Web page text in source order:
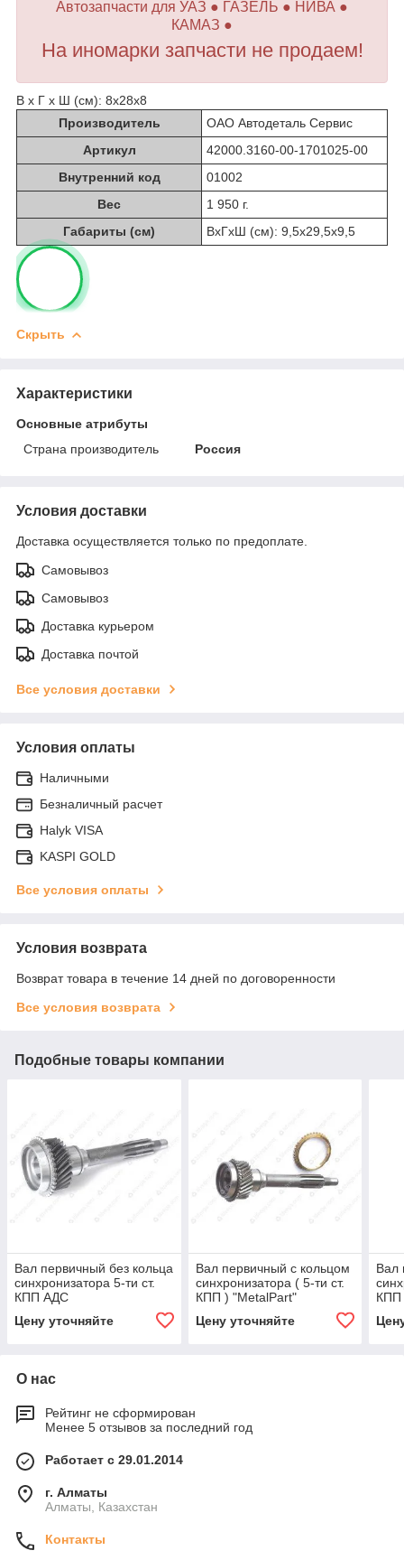
Автозапчасти для УАЗ ● ГАЗЕЛЬ ● НИВА ●
КАМАЗ ●
На иномарки запчасти не продаем!
В х Г х Ш (см): 8х28х8
Производитель
ОАО Автодеталь Сервис
Артикул
42000.3160-00-1701025-00
Внутренний код
01002
Вес
1 950 г.
Габариты (см)
ВхГхШ (см): 9,5х29,5х9,5
Скрыть
Характеристики
Основные атрибуты
Страна производитель
Россия
Условия доставки
Доставка осуществляется только по предоплате.
Самовывоз
Самовывоз
Доставка курьером
Доставка почтой
Все условия доставки
Условия оплаты
Наличными
Безналичный расчет
Halyk VISA
KASPI GOLD
Все условия оплаты
Условия возврата
Возврат товара в течение 14 дней по договоренности
Все условия возврата
Подобные товары компании
Вал первичный без кольца
синхронизатора 5-ти ст.
КПП АДС
Цену уточняйте
Вал первичный с кольцом
синхронизатора ( 5-ти ст.
КПП ) "MetalPart"
Цену уточняйте
Вал
КПП
О нас
Рейтинг не сформирован
Менее 5 отзывов за последний год
Работает с 29.01.2014
г. Алматы
Алматы, Казахстан
Контакты